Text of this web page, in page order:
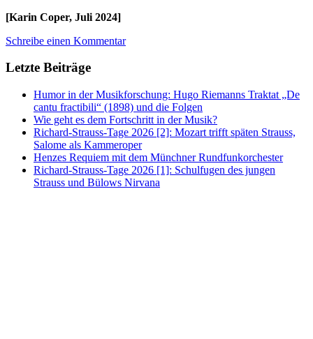
[Karin Coper, Juli 2024]
Schreibe einen Kommentar
Letzte Beiträge
Humor in der Musikforschung: Hugo Riemanns Traktat „De
cantu fractibili“ (1898) und die Folgen
Wie geht es dem Fortschritt in der Musik?
Richard-Strauss-Tage 2026 [2]: Mozart trifft späten Strauss,
Salome als Kammeroper
Henzes Requiem mit dem Münchner Rundfunkorchester
Richard-Strauss-Tage 2026 [1]: Schulfugen des jungen
Strauss und Bülows Nirvana